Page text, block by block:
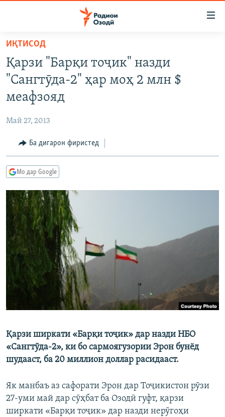
Ҷаҳиш
мояи
аслӣ
ба
феҳристи
Ҷаҳиш
ба
ҷустор
СИЁСАТ
ИҚТИСОД
ҚАЗИЯИ "КРОКУС"
ОСИЁИ МАРКАЗӢ
ВАРЗИШ
ГАПИ ОЗОД
РӮЗГОРИ МУҲОҶИР
ТАҲҚИҚОТ
ҶАНГ ДАР УКРАИНА
ОЗОДӢ ОНЛАЙН
ЧАНДРАСОНАӢ
ВИДЕО
НИГОРИСТОН
ГУЗОРИШҲОИ РАДИОӢ
РӮЙХАТҲО
КИТОБҲОИ ОЗОДӢ
Русский
ПАЙГИРӢ КУНЕД
Ҳамаи сомонаҳои RFE/RL
ИҚТИСОД
Қарзи "Барқи тоҷик" назди
"Сангтӯда-2" ҳар моҳ 2 млн $
меафзояд
Май 27, 2013
Ба дигарон фиристед
Мо дар Google
Қарзи ширкати «Барқи тоҷик» дар назди НБО
«Сангтӯда-2», ки бо сармоягузории Эрон бунёд
шудааст, ба 20 миллион доллар расидааст.
Як манбаъ аз сафорати Эрон дар Тоҷикистон рӯзи
27-уми май дар сӯҳбат ба Озодӣ гуфт, қарзи
ширкати «Барқи тоҷик» дар назди нерӯгоҳи